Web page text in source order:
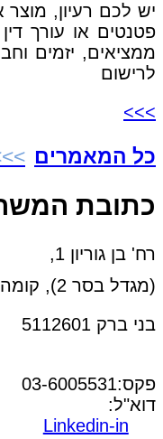
יש לכם רעיון, מוצר
פטנטים או עורך
ממציאים, יזמים
לרישום
>>>
כל המאמרים
כתובת
רח' בן גוריון 1,
(מגדל בסר 2), קומה 19
בני ברק 5112601
פקס:03-6005531
דוא"ל:
Linkedin-in